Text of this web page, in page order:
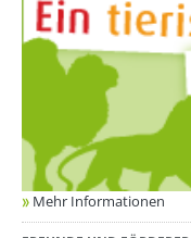
Mehr Informationen